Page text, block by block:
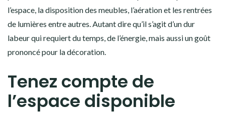
l’espace, la disposition des meubles, l’aération et les rentrées
de lumières entre autres. Autant dire qu’il s’agit d’un dur
labeur qui requiert du temps, de l’énergie, mais aussi un goût
prononcé pour la décoration.
Tenez compte de
l’espace disponible